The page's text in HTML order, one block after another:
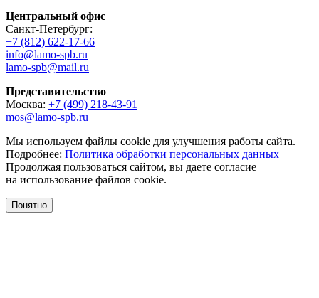
Центральный офис
Санкт-Петербург:
+7 (812) 622-17-66
info@lamo-spb.ru
lamo-spb@mail.ru
Представительство
Москва: +7 (499) 218-43-91
mos@lamo-spb.ru
Мы используем файлы cookie для улучшения работы сайта.
Подробнее: Политика обработки персональных данных
Продолжая пользоваться сайтом, вы даете согласие
на использование файлов cookie.
Понятно